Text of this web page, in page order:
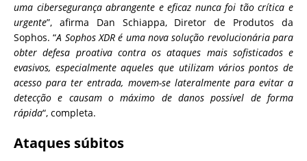
uma cibersegurança abrangente e eficaz nunca foi tão crítica e
urgente”, afirma Dan Schiappa, Diretor de Produtos da
Sophos. “A Sophos XDR é uma nova solução revolucionária para
obter defesa proativa contra os ataques mais sofisticados e
evasivos, especialmente aqueles que utilizam vários pontos de
acesso para ter entrada, movem-se lateralmente para evitar a
detecção e causam o máximo de danos possível de forma
rápida“, completa.
Ataques súbitos